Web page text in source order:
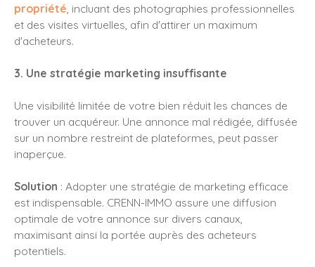
propriété , incluant des photographies professionnelles
et des visites virtuelles, afin d'attirer un maximum
d'acheteurs.
3. Une stratégie marketing insuffisante
Une visibilité limitée de votre bien réduit les chances de
trouver un acquéreur. Une annonce mal rédigée, diffusée
sur un nombre restreint de plateformes, peut passer
inaperçue.
Solution : Adopter une stratégie de marketing efficace
est indispensable. CRENN-IMMO assure une diffusion
optimale de votre annonce sur divers canaux,
maximisant ainsi la portée auprès des acheteurs
potentiels.